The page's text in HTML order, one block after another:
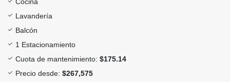
Lavandería
Balcón
1 Estacionamiento
Cuota de mantenimiento: $175.14
Precio desde: $267,575